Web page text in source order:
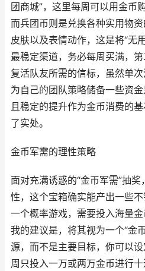
团商城”，这里每周可以用金币
而兵团币则是兑换各种实用物
皮肤以及表情动作，这是将“无
最稳定渠道，务必每周买满，
复活队友所需的信标，虽然单次
为自己的团队策略储备一些资
且稳定的提升作为金币消费的
了实处。
金币军需的理性策略
面对充满诱惑的“金币军需”抽
性，这个宝箱确实能产出一些
一个概率游戏，需要投入海量金
我的建议是，将其视为一个“金
源，而不是主要目标，你可以
周只投入一万或两万金币进行